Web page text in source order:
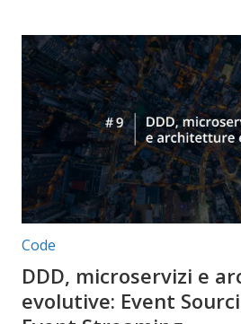
Categorie articolo:
Code
DDD, microservizi e
evolutive: Event